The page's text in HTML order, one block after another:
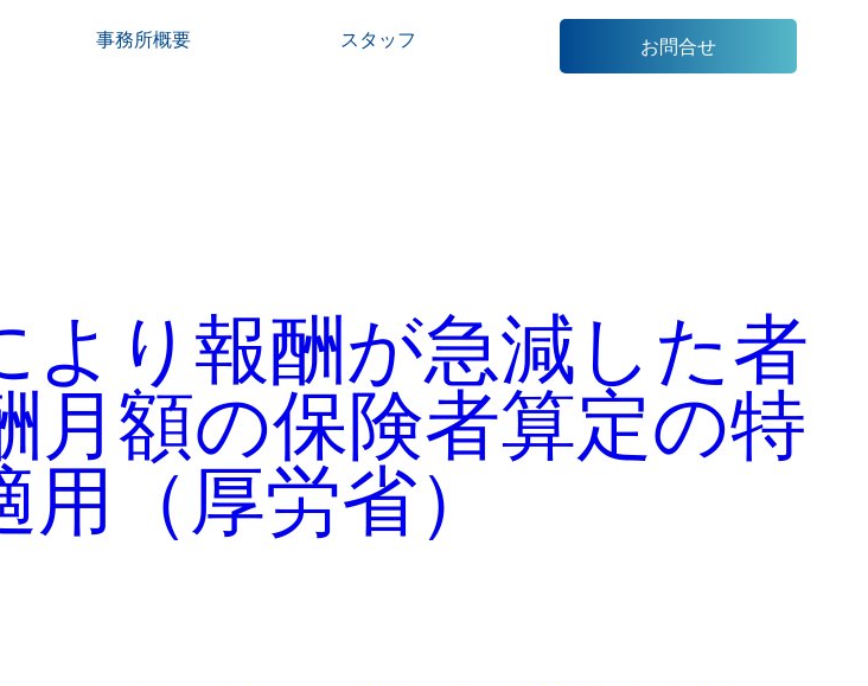
事務所概要 スタッフ お問合せ
より報酬が急減した者
月額の保険者算定の特
（厚労省）